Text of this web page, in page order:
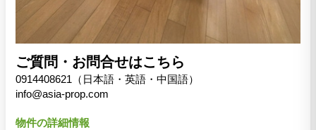
ご質問・お問合せはこちら
0914408621（日本語・英語・中国語）
info@asia-prop.com
物件の詳細情報